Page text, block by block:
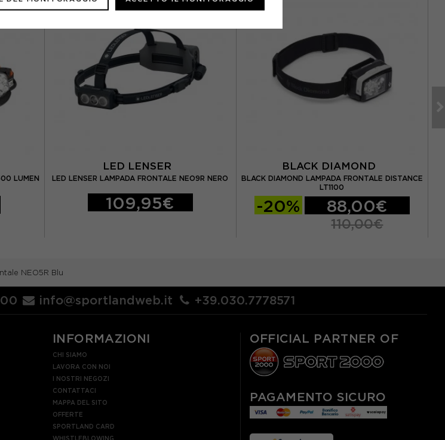
LUMEN
LED LENSER
LED LENSER LAMPADA FRONTALE NEO9R NERO
109,95€
BLACK DIAMOND
BLACK DIAMOND LAMPADA FRONTALE DISTANCE
LT1100
-20% 88,00€
110,00€
NEO5R Blu
info@sportlandweb.it +39.030.7778571
INFORMAZIONI
CHI SIAMO
LAVORA CON NOI
I NOSTRI NEGOZI
CONTATTACI
MAPPA DEL SITO
OFFERTE
SPORTLAND CARD
WHISTLEBLOWING
OFFICIAL PARTNER OF
PAGAMENTO SICURO